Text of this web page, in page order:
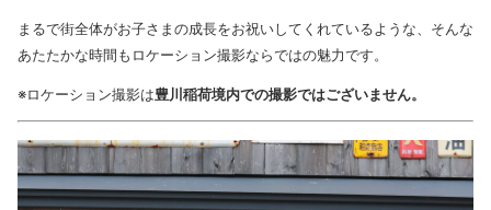
まるで街全体がお子さまの成長をお祝いしてくれているような、そんな
あたたかな時間もロケーション撮影ならではの魅力です。
※ロケーション撮影は豊川稲荷境内での撮影ではございません。